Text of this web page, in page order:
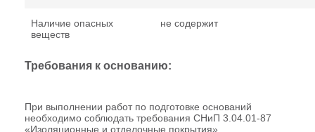
Наличие опасных
веществ
не содержит
Требования к основанию:
При выполнении работ по подготовке оснований
необходимо соблюдать требования СНиП 3.04.01-87
«Изоляционные и отделочные покрытия».